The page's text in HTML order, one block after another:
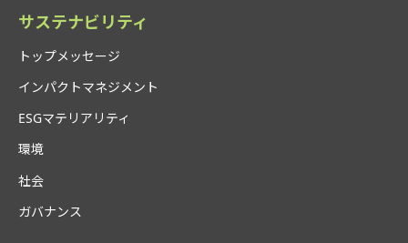
サステナビリティ
トップメッセージ
インパクトマネジメント
ESGマテリアリティ
環境
社会
ガバナンス